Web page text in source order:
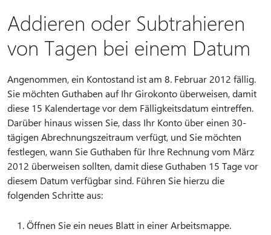
Addieren oder Subtrahieren
von Tagen bei einem Datum
Angenommen, ein Kontostand ist am 8. Februar 2012 fällig.
Sie möchten Guthaben auf Ihr Girokonto überweisen, damit
diese 15 Kalendertage vor dem Fälligkeitsdatum eintreffen.
Darüber hinaus wissen Sie, dass Ihr Konto über einen 30-
tägigen Abrechnungszeitraum verfügt, und Sie möchten
festlegen, wann Sie Guthaben für Ihre Rechnung vom März
2012 überweisen sollten, damit diese Guthaben 15 Tage vor
diesem Datum verfügbar sind. Führen Sie hierzu die
folgenden Schritte aus:
Öffnen Sie ein neues Blatt in einer Arbeitsmappe.